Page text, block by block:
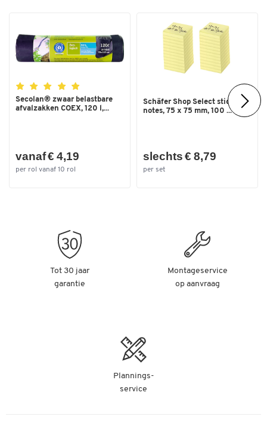
Gewicht: 267 g
Secolan® zwaar belastbare
afvalzakken COEX, 120 l,...
vanaf € 4,19
per rol vanaf 10 rol
Schäfer Shop Select sticky
notes, 75 x 75 mm, 100 ...
slechts € 8,79
per set
Tot 30 jaar
garantie
Montageservice
op aanvraag
Plannings-
service